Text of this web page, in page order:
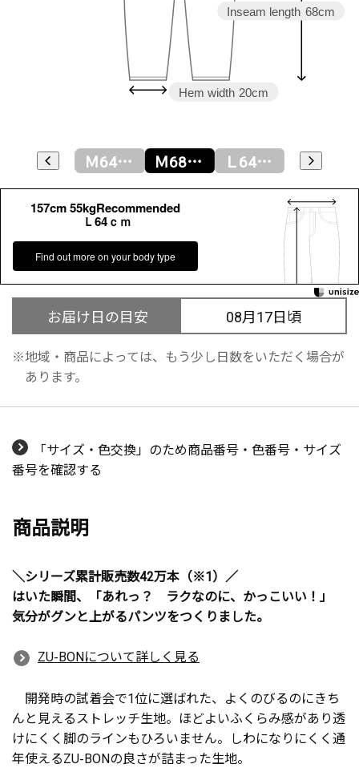
Inseam length 68cm
Hem width 20cm
Ｓ68ｃｍ Ｍ64ｃｍ Ｍ68ｃｍ Ｌ64ｃｍ
157cm 55kgRecommended
Ｌ64ｃｍ
Find out more on your body type
お届け日の目安 08月17日頃
地域・商品によっては、もう少し日数をいただく場合が
あります。
「サイズ・色交換」のため商品番号・色番号・サイズ
番号を確認する
商品説明
＼シリーズ累計販売数42万本（※1）／
はいた瞬間、「あれっ？ ラクなのに、かっこいい！」
気分がグンと上がるパンツをつくりました。
ZU-BONについて詳しく見る
開発時の試着会で1位に選ばれた、よくのびるのにきち
んと見えるストレッチ生地。ほどよいふくらみ感があり透
けにくく脚のラインもひろいません。しわになりにくく通
年使えるZU-BONの良さが詰まった生地。